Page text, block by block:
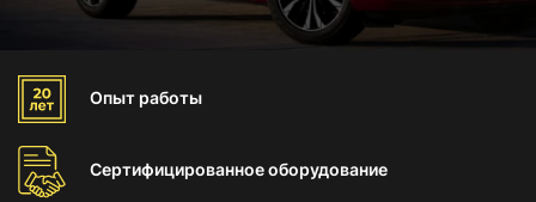
Опыт работы
Сертифицированноеоборудование